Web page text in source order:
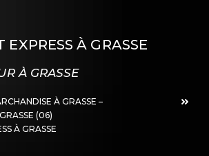
EXPRESS À GRASSE
À GRASSE
À GRASSE –
(06)
À GRASSE